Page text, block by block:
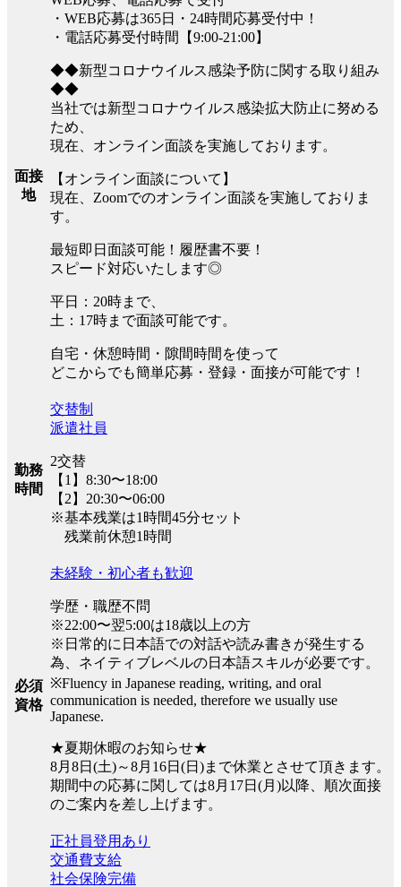
面接
地
・WEB応募は365日・24時間応募受付中！
・電話応募受付時間【9:00-21:00】
◆◆新型コロナウイルス感染予防に関する取り組み
◆◆
当社では新型コロナウイルス感染拡大防止に努める
ため、
現在、オンライン面談を実施しております。
【オンライン面談について】
現在、Zoomでのオンライン面談を実施しておりま
す。
最短即日面談可能！履歴書不要！
スピード対応いたします◎
平日：20時まで、
土：17時まで面談可能です。
自宅・休憩時間・隙間時間を使って
どこからでも簡単応募・登録・面接が可能です！
勤務
時間
交替制
派遣社員
2交替
【1】8:30〜18:00
【2】20:30〜06:00
※基本残業は1時間45分セット
残業前休憩1時間
必須
資格
未経験・初心者も歓迎
学歴・職歴不問
※22:00〜翌5:00は18歳以上の方
※日常的に日本語での対話や読み書きが発生する
為、ネイティブレベルの日本語スキルが必要です。
※Fluency in Japanese reading, writing, and oral
communication is needed, therefore we usually use
Japanese.
★夏期休暇のお知らせ★
8月8日(土)～8月16日(日)まで休業とさせて頂きます。
期間中の応募に関しては8月17日(月)以降、順次面接
のご案内を差し上げます。
正社員登用あり
交通費支給
社会保険完備